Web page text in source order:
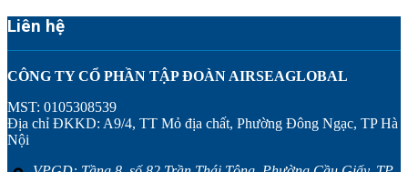
Liên hệ
CÔNG TY CỔ PHẦN TẬP ĐOÀN AIRSEAGLOBAL
MST: 0105308539
Địa chỉ ĐKKD: A9/4, TT Mỏ địa chất, Phường Đông Ngạc, TP Hà
Nội